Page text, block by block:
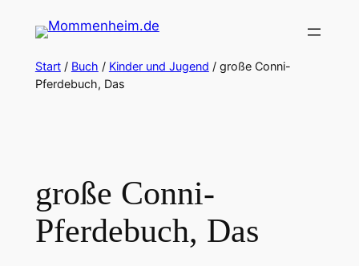
Inhalt
springen
Start/ Buch / Kinder und Jugend / große Conni-
Pferdebuch, Das
große Conni-
Pferdebuch, Das